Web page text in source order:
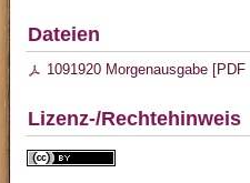
Dateien
1091920 Morgenausgabe [PDF
Lizenz-/Rechtehinweis